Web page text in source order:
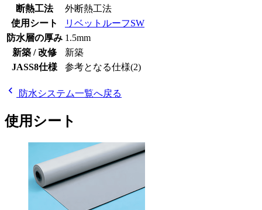
断熱工法
外断熱工法
使用シート
リベットルーフSW
防水層の厚み 1.5mm
新築 / 改修
新築
JASS8仕様
参考となる仕様(2)
chevron_left 防水システム一覧へ戻る
使用シート